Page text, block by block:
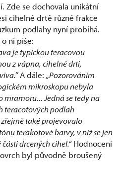
Zde se dochovala unikátní
cihelné drtě různé frakce
podlahy nyní probíhá.
ní píše:
je typickou teracovou
z vápna, cihelné drti,
A dále: „Pozorováním
mikroskopu nebyla
mramoru... Jedná se tedy na
teracotových podlah
také projevovalo
terakotové barvy, v níž se jen
drcených cihel.“Hodnocení
byl původně broušený